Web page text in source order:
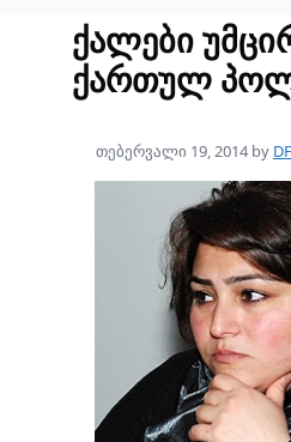
ქალები
ქართულ
თებერვალი 19, 2014 by